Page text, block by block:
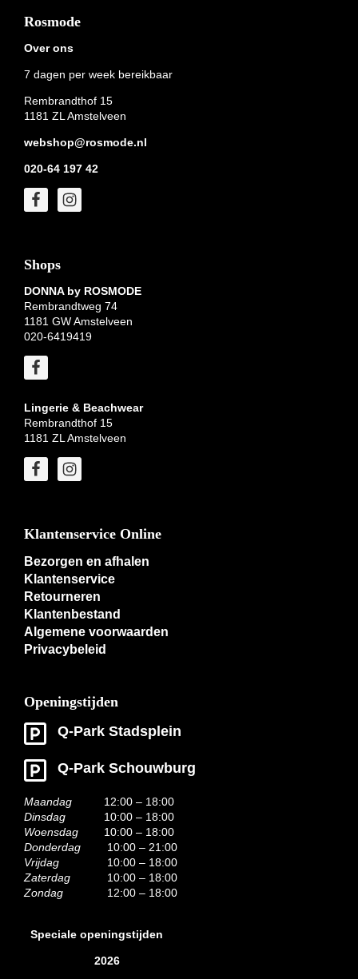
Footer
Rosmode
Over ons
7 dagen per week bereikbaar
Rembrandthof 15
1181 ZL Amstelveen
webshop@rosmode.nl
020-64 197 42
Shops
DONNA by ROSMODE
Rembrandtweg 74
1181 GW Amstelveen
020-6419419
Lingerie & Beachwear
Rembrandthof 15
1181 ZL Amstelveen
Klantenservice Online
Bezorgen en afhalen
Klantenservice
Retourneren
Klantenbestand
Algemene voorwaarden
Privacybeleid
Openingstijden
Q-Park Stadsplein
Q-Park Schouwburg
Maandag
12:00 – 18:00
Dinsdag
10:00 – 18:00
Woensdag
10:00 – 18:00
Donderdag
10:00 – 21:00
Vrijdag
10:00 – 18:00
Zaterdag
10:00 – 18:00
Zondag
12:00 – 18:00
Speciale openingstijden
2026